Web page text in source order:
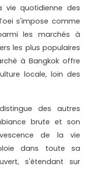
vie quotidienne des
s'impose comme
les marchés à
les plus populaires
à Bangkok offre
locale, loin des
des autres
brute et son
de la vie
dans toute sa
s'étendant sur